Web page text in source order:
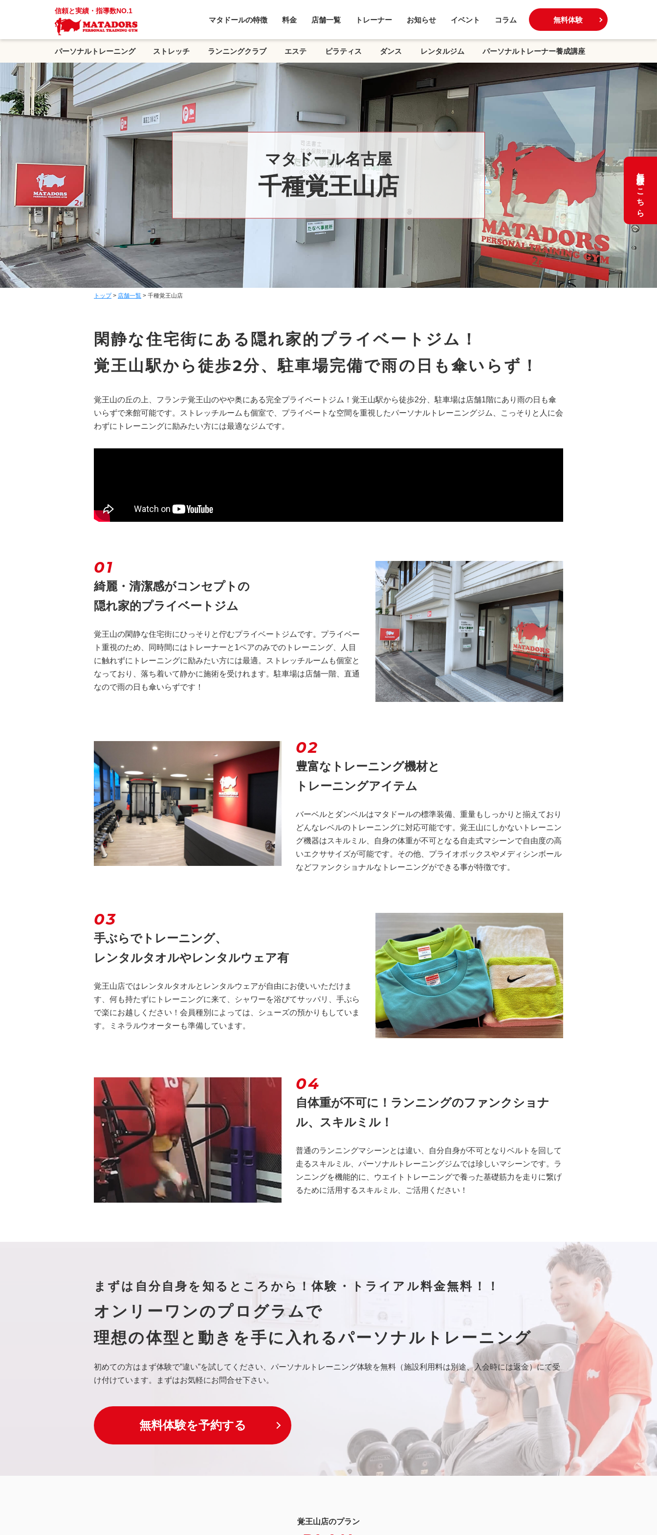
信頼と実績・指導数NO.1
マタドールの特徴 料金 店舗一覧 トレーナー お知らせ イベント コラム 無料体験
パーソナルトレーニング ストレッチ ランニングクラブ エステ ピラティス ダンス レンタルジム パーソナルトレーナー養成講座
無料体験はこちら
マタドール名古屋
千種覚王山店
トップ> 店舗一覧 > 千種覚王山店
閑静な住宅街にある隠れ家的プライベートジム！
覚王山駅から徒歩2分、駐車場完備で雨の日も傘いらず！
覚王山の丘の上、フランテ覚王山のやや奥にある完全プライベートジム！覚王山駅から徒歩2分、駐車場は店舗1階にあり雨の日も傘
いらずで来館可能です。ストレッチルームも個室で、プライベートな空間を重視したパーソナルトレーニングジム、こっそりと人に会
わずにトレーニングに励みたい方には最適なジムです。
01
綺麗・清潔感がコンセプトの
隠れ家的プライベートジム
覚王山の閑静な住宅街にひっそりと佇むプライベートジムです。プライベー
ト重視のため、同時間にはトレーナーと1ペアのみでのトレーニング、人目
に触れずにトレーニングに励みたい方には最適。ストレッチルームも個室と
なっており、落ち着いて静かに施術を受けれます。駐車場は店舗一階、直通
なので雨の日も傘いらずです！
02
豊富なトレーニング機材と
トレーニングアイテム
バーベルとダンベルはマタドールの標準装備、重量もしっかりと揃えており
どんなレベルのトレーニングに対応可能です。覚王山にしかないトレーニン
グ機器はスキルミル、自身の体重が不可となる自走式マシーンで自由度の高
いエクササイズが可能です。その他、プライオボックスやメディシンボール
などファンクショナルなトレーニングができる事が特徴です。
03
手ぶらでトレーニング、
レンタルタオルやレンタルウェア有
覚王山店ではレンタルタオルとレンタルウェアが自由にお使いいただけま
す、何も持たずにトレーニングに来て、シャワーを浴びてサッパリ、手ぶら
で楽にお越しください！会員種別によっては、シューズの預かりもしていま
す。ミネラルウオーターも準備しています。
04
自体重が不可に！ランニングのファンクショナ
ル、スキルミル！
普通のランニングマシーンとは違い、自分自身が不可となりベルトを回して
走るスキルミル、パーソナルトレーニングジムでは珍しいマシーンです。ラ
ンニングを機能的に、ウエイトトレーニングで養った基礎筋力を走りに繋げ
るために活用するスキルミル、ご活用ください！
まずは自分自身を知るところから！体験・トライアル料金無料！！
オンリーワンのプログラムで
理想の体型と動きを手に入れるパーソナルトレーニング
初めての方はまず体験で”違い”を試してください、パーソナルトレーニング体験を無料（施設利用料は別途、入会時には返金）にて受
け付けています。まずはお気軽にお問合せ下さい。
無料体験を予約する
覚王山店のプラン